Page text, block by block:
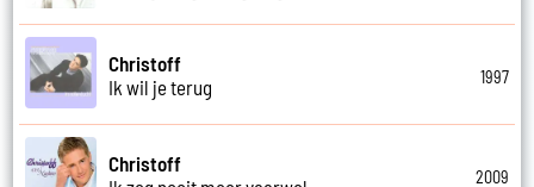
Christoff
Ik wil je terug
1997
Christoff
2009